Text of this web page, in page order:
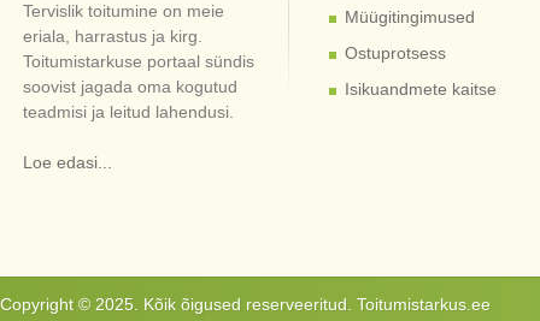
Tervislik toitumine on meie
eriala, harrastus ja kirg.
Toitumistarkuse portaal sündis
soovist jagada oma kogutud
teadmisi ja leitud lahendusi.
Loe edasi...
Müügitingimused
Ostuprotsess
Isikuandmete kaitse
Copyright © 2025. Kõik õigused reserveeritud. Toitumistarkus.ee